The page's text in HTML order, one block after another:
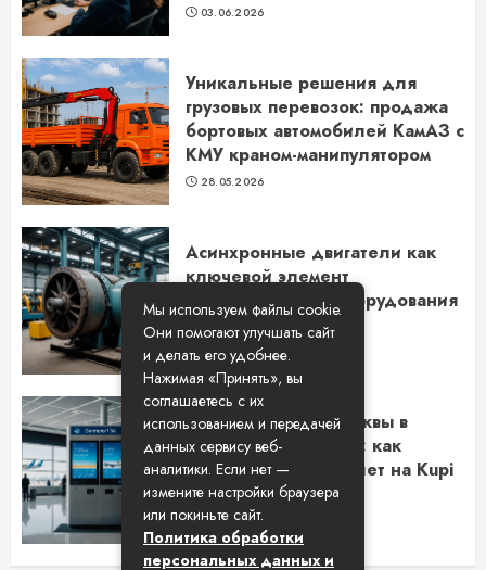
03.06.2026
Уникальные решения для
грузовых перевозок: продажа
бортовых автомобилей КамАЗ с
КМУ краном-манипулятором
28.05.2026
Асинхронные двигатели как
ключевой элемент
промышленного оборудования
в Новосибирске
14.05.2026
Путешествие из Москвы в
Самару на самолете: как
выбрать лучший билет на Kupi
Bilet
15.04.2026
Мы используем файлы cookie.
Они помогают улучшать сайт
и делать его удобнее.
Нажимая «Принять», вы
соглашаетесь с их
использованием и передачей
данных сервису веб-
аналитики. Если нет —
измените настройки браузера
или покиньте сайт.
Политика обработки
персональных данных и